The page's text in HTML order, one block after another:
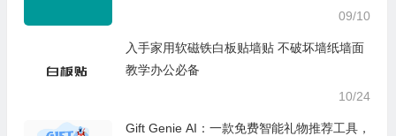
09/10
入手家用软磁铁白板贴墙贴 不破坏墙纸墙面
教学办公必备
10/24
Gift Genie AI：一款免费智能礼物推荐工具，